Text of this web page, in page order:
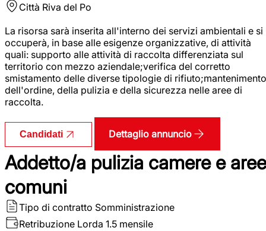
Città Riva del Po
La risorsa sarà inserita all'interno dei servizi ambientali e si
occuperà, in base alle esigenze organizzative, di attività
quali: supporto alle attività di raccolta differenziata sul
territorio con mezzo aziendale;verifica del corretto
smistamento delle diverse tipologie di rifiuto;mantenimento
dell'ordine, della pulizia e della sicurezza nelle aree di
raccolta.
Candidati Dettaglio annuncio
Addetto/a pulizia camere e aree
comuni
Tipo di contratto Somministrazione
Retribuzione Lorda 1.5 mensile